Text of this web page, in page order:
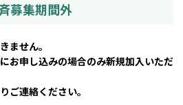
募集期間外
ません。
お申し込みの場合のみ新規加入いただ
ご連絡ください。